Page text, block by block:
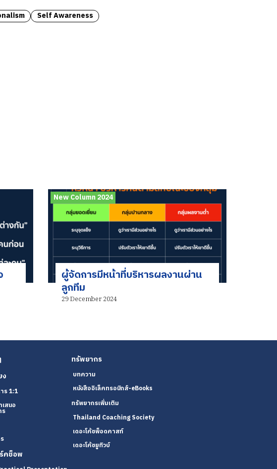
Self Awareness
New Column 2024
ผู้จัดการมีหน้าที่บริหารผลงานผ่าน
ลูกทีม
29 December 2024
ร 1:1
สนอ
ร
คช็อพ
ทรัพยากร
บทความ
หนังสืออิเล็คทรอนิกส์-eBooks
ทรัพยากรเพิ่มเติม
Thailand Coaching Society
เดอะโค้ชพ็อดคาสท์
เดอะโค้ชยูทิวบ์